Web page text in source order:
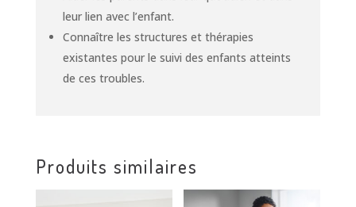
leur lien avec l’enfant.
Connaître les structures et thérapies
existantes pour le suivi des enfants atteints
de ces troubles.
Produits similaires